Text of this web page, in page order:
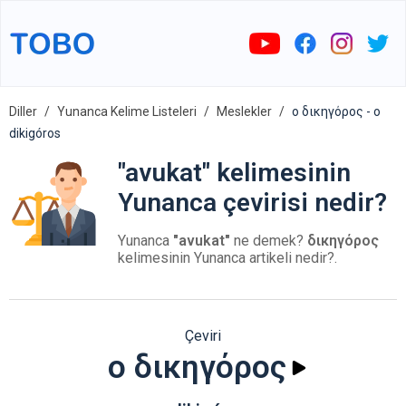
Diller Yunanca Kelime Listeleri Meslekler
ο δικηγόρος - o
dikigóros
"avukat" kelimesinin
Yunanca çevirisi nedir?
Yunanca "avukat" ne demek? δικηγόρος
kelimesinin Yunanca artikeli nedir?.
Çeviri
ο δικηγόρος